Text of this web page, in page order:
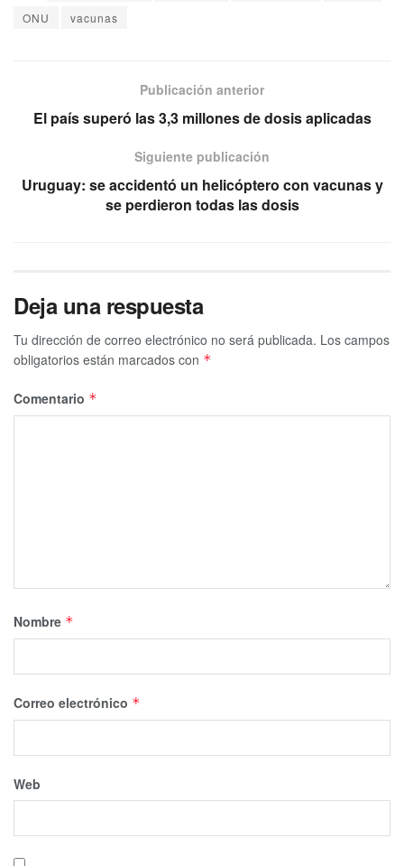
ONU
vacunas
Publicación anterior
El país superó las 3,3 millones de dosis aplicadas
Siguiente publicación
Uruguay: se accidentó un helicóptero con vacunas y
se perdieron todas las dosis
Deja una respuesta
Tu dirección de correo electrónico no será publicada. Los campos
obligatorios están marcados con *
Comentario *
Nombre *
Correo electrónico *
Web